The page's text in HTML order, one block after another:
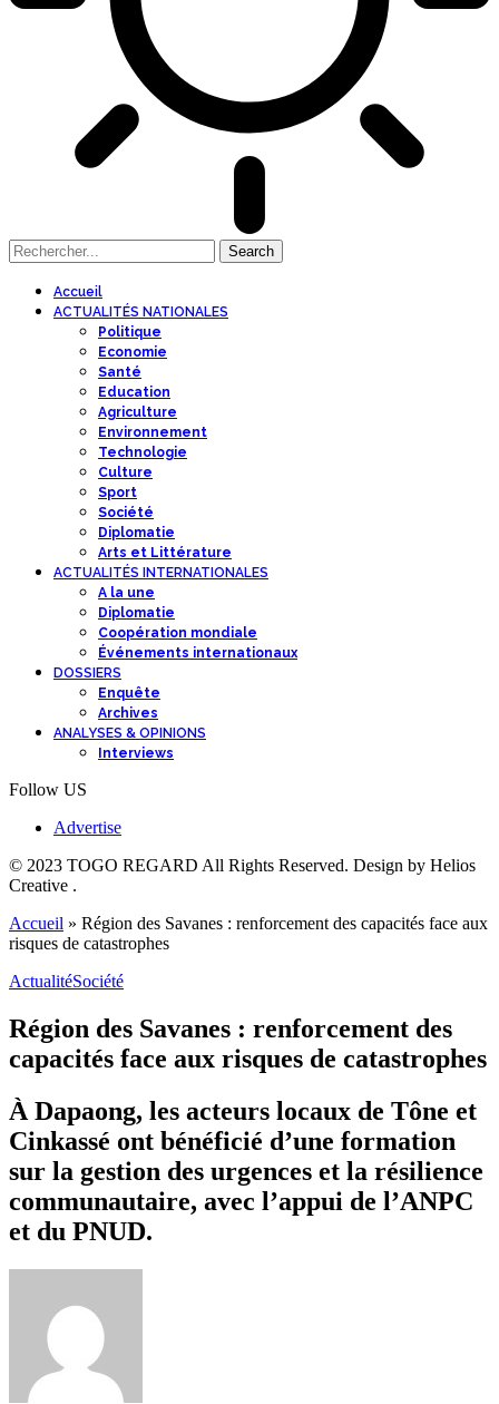
Accueil
ACTUALITÉS NATIONALES
Politique
Economie
Santé
Education
Agriculture
Environnement
Technologie
Culture
Sport
Société
Diplomatie
Arts et Littérature
ACTUALITÉS INTERNATIONALES
A la une
Diplomatie
Coopération mondiale
Événements internationaux
DOSSIERS
Enquête
Archives
ANALYSES & OPINIONS
Interviews
Follow US
Advertise
© 2023 TOGO REGARD All Rights Reserved. Design by Helios
Creative .
Accueil » Région des Savanes : renforcement des capacités face aux
risques de catastrophes
ActualitéSociété
Région des Savanes : renforcement des
capacités face aux risques de catastrophes
À Dapaong, les acteurs locaux de Tône et
Cinkassé ont bénéficié d’une formation
sur la gestion des urgences et la résilience
communautaire, avec l’appui de l’ANPC
et du PNUD.